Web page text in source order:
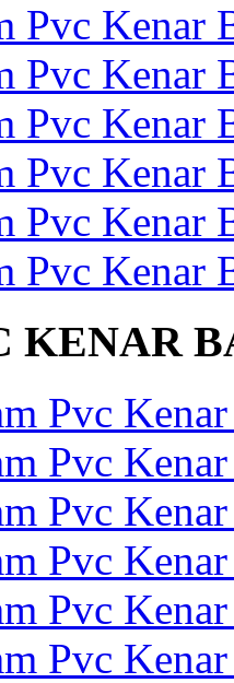
Pvc Kenar
Pvc Kenar
Pvc Kenar
Pvc Kenar
Pvc Kenar
Pvc Kenar
KENAR
Pvc
Pvc
Pvc
Pvc
Pvc
Pvc